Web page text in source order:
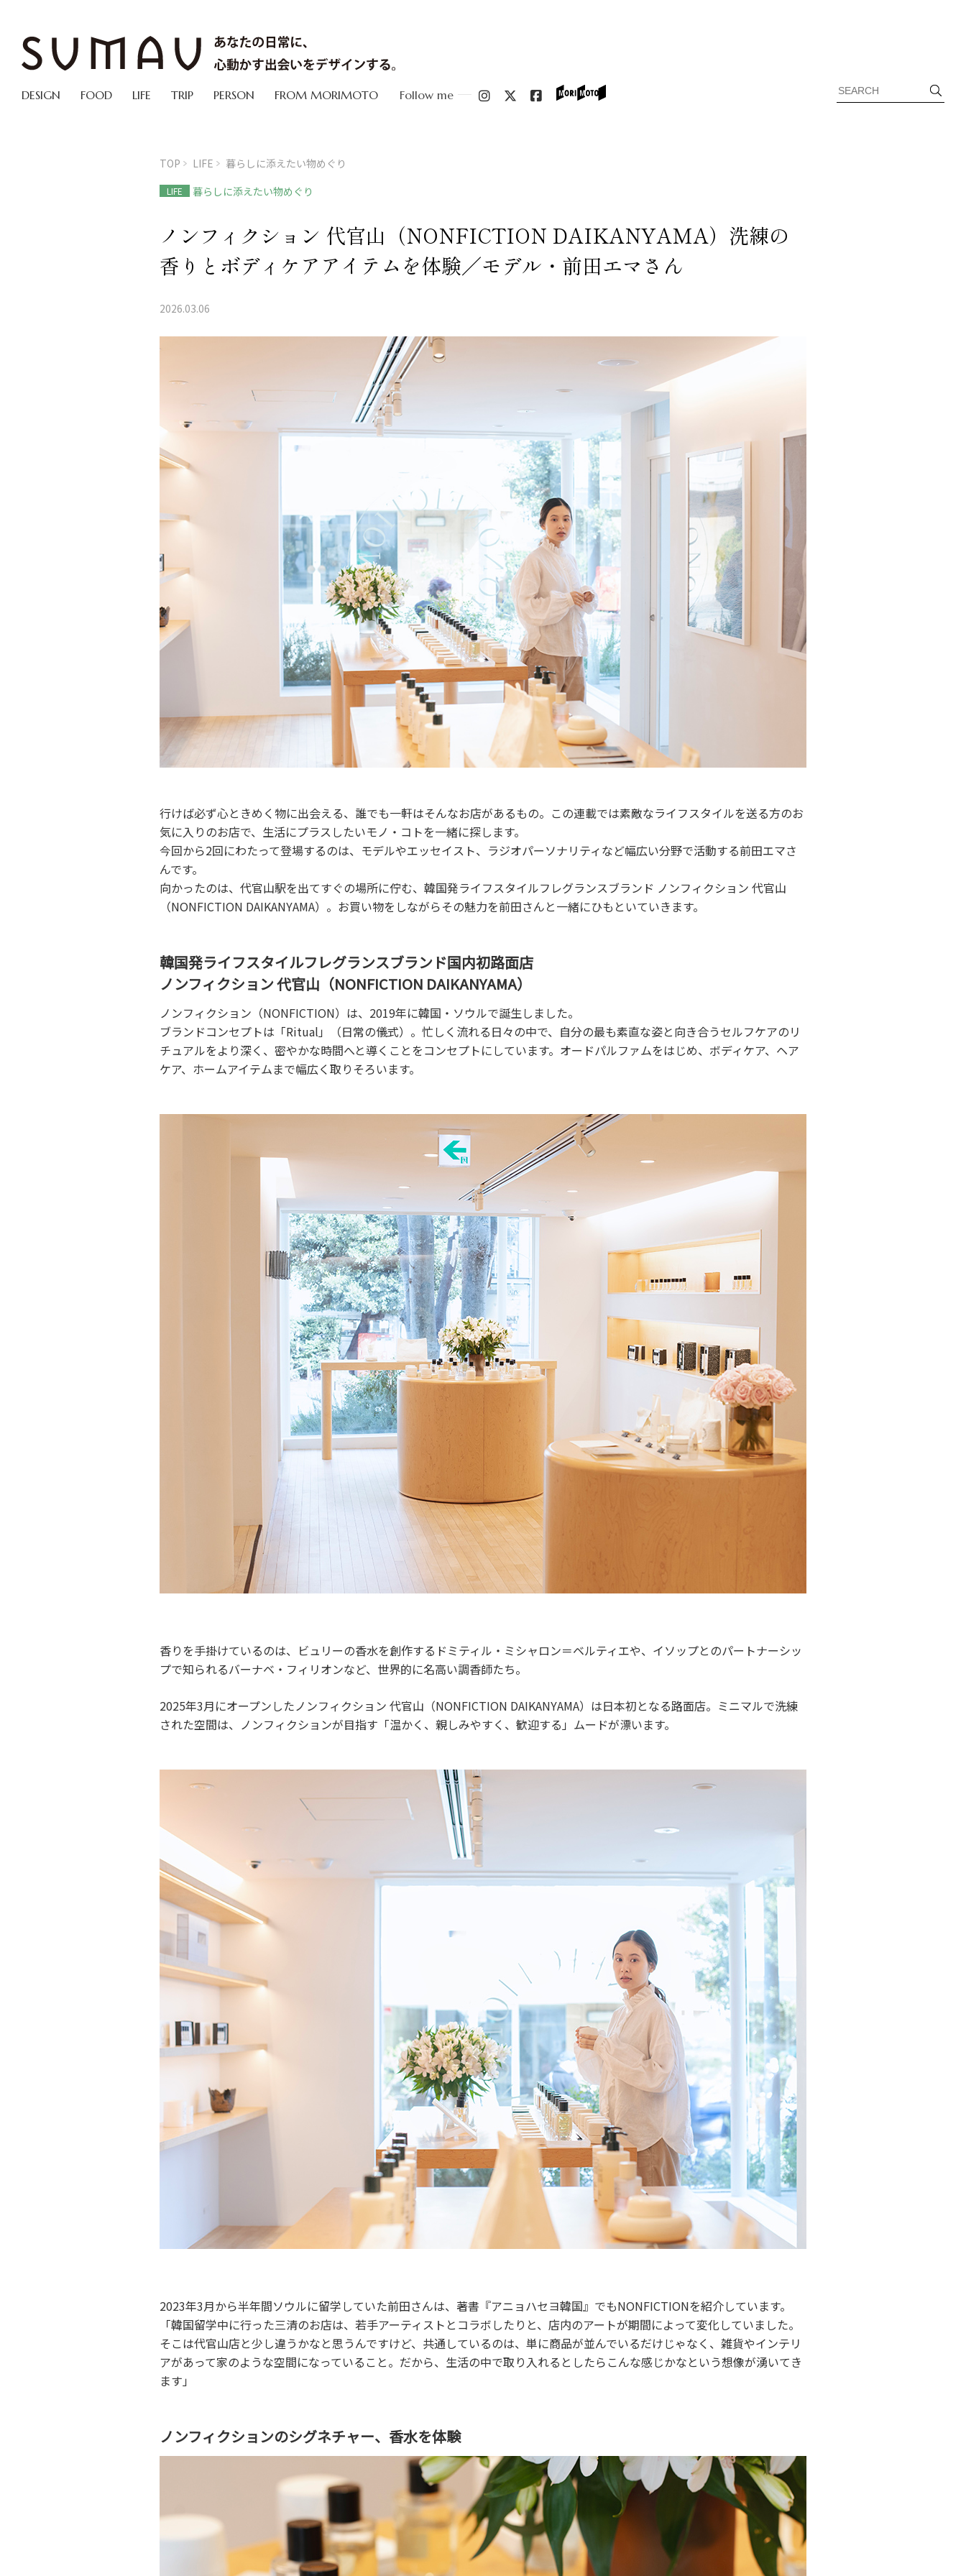
DESIGN FOOD LIFE TRIP PERSON FROM MORIMOTO Follow me
TOP LIFE 暮らしに添えたい物めぐり
LIFE 暮らしに添えたい物めぐり
ノンフィクション 代官山（NONFICTION DAIKANYAMA）洗練の
香りとボディケアアイテムを体験／モデル・前田エマさん
2026.03.06
行けば必ず心ときめく物に出会える、誰でも一軒はそんなお店があるもの。この連載では素敵なライフスタイルを送る方のお
気に入りのお店で、生活にプラスしたいモノ・コトを一緒に探します。
今回から2回にわたって登場するのは、モデルやエッセイスト、ラジオパーソナリティなど幅広い分野で活動する前田エマさ
んです。
向かったのは、代官山駅を出てすぐの場所に佇む、韓国発ライフスタイルフレグランスブランド ノンフィクション 代官山
（NONFICTION DAIKANYAMA）。お買い物をしながらその魅力を前田さんと一緒にひもといていきます。
韓国発ライフスタイルフレグランスブランド国内初路面店
ノンフィクション 代官山（NONFICTION DAIKANYAMA）
ノンフィクション（NONFICTION）は、2019年に韓国・ソウルで誕生しました。
ブランドコンセプトは「Ritual」（日常の儀式）。忙しく流れる日々の中で、自分の最も素直な姿と向き合うセルフケアのリ
チュアルをより深く、密やかな時間へと導くことをコンセプトにしています。オードパルファムをはじめ、ボディケア、ヘア
ケア、ホームアイテムまで幅広く取りそろいます。
香りを手掛けているのは、ビュリーの香水を創作するドミティル・ミシャロン＝ベルティエや、イソップとのパートナーシッ
プで知られるバーナベ・フィリオンなど、世界的に名高い調香師たち。
2025年3月にオープンしたノンフィクション 代官山（NONFICTION DAIKANYAMA）は日本初となる路面店。ミニマルで洗練
された空間は、ノンフィクションが目指す「温かく、親しみやすく、歓迎する」ムードが漂います。
2023年3月から半年間ソウルに留学していた前田さんは、著書『アニョハセヨ韓国』でもNONFICTIONを紹介しています。
「韓国留学中に行った三清のお店は、若手アーティストとコラボしたりと、店内のアートが期間によって変化していました。
そこは代官山店と少し違うかなと思うんですけど、共通しているのは、単に商品が並んでいるだけじゃなく、雑貨やインテリ
アがあって家のような空間になっていること。だから、生活の中で取り入れるとしたらこんな感じかなという想像が湧いてき
ます」
ノンフィクションのシグネチャー、香水を体験